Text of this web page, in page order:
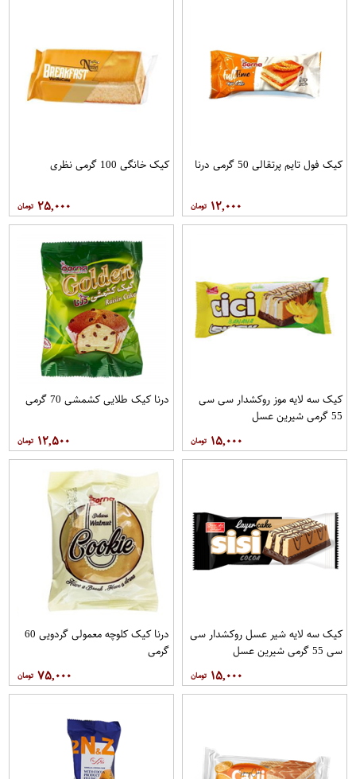
کیک فول تایم پرتقالی 50 گرمی درنا
۱۲,۰۰۰
کیک خانگی 100 گرمی نظری
۲۵,۰۰۰
کیک سه لایه موز روکشدار سی سی
55 گرمی شیرین عسل
۱۵,۰۰۰
درنا کیک طلایی کشمشی 70 گرمی
۱۲,۵۰۰
کیک سه لایه شیر عسل روکشدار سی
سی 55 گرمی شیرین عسل
۱۵,۰۰۰
درنا کیک کلوچه معمولی گردویی 60
گرمی
۷۵,۰۰۰